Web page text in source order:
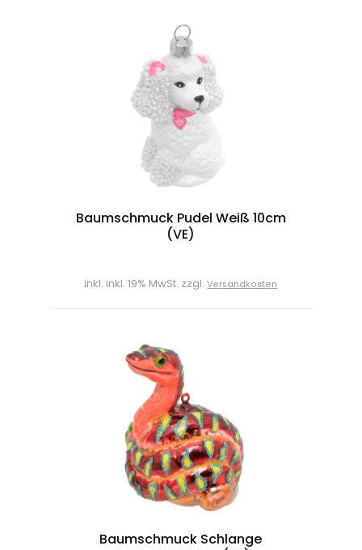
Baumschmuck Pudel Weiß 10cm
(VE)
inkl. inkl. 19% MwSt. zzgl.Versandkosten
Baumschmuck Schlange